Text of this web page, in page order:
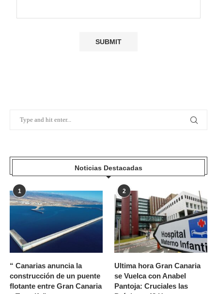
Noticias Destacadas
1
“ Canarias anuncia la
construcción de un puente
flotante entre Gran Canaria
2
Ultima hora Gran Canaria
se Vuelca con Anabel
Pantoja: Cruciales las